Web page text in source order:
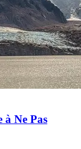
à Ne Pas